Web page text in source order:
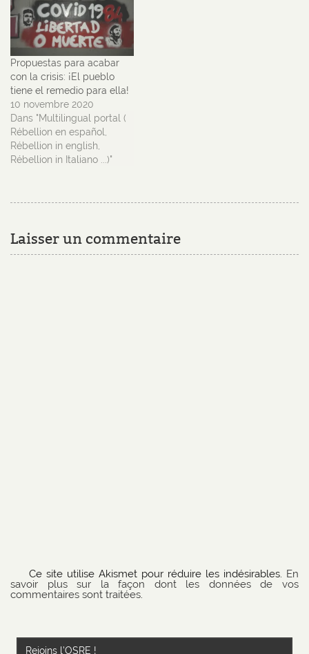
Propuestas para acabar
con la crisis: ¡El pueblo
tiene el remedio para ella!
10 novembre 2020
Dans "Multilingual portal (
Rébellion en español,
Rébellion in english,
Rébellion in Italiano ...)"
Laisser un commentaire
Ce site utilise Akismet pour réduire les indésirables. En
savoir plus sur la façon dont les données de vos
commentaires sont traitées.
Rejoins l’OSRE !